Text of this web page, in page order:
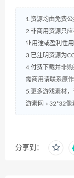
1.资源均由免费
2.非商用资源只
业用途或盈利性
3.已注明资源为
4.付费下载并非
需商用请联系原作
5.更多游戏素材
游素网 » 32*32像
分享到：